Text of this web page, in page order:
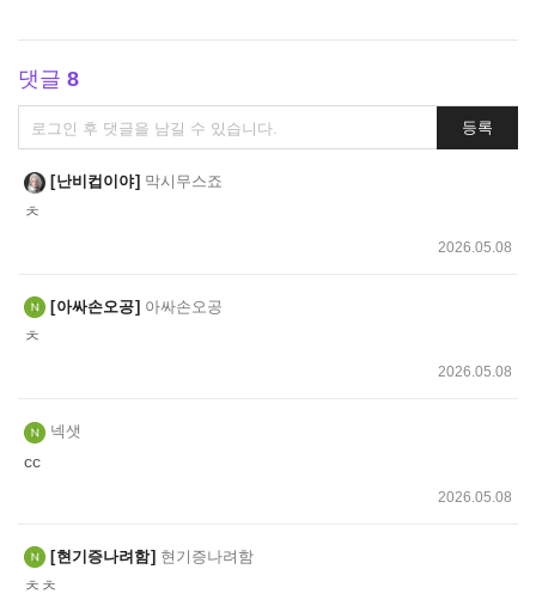
댓글 8
댓
글
쓰
기
등록
난비컵이야 막시무스죠
ㅊ
2026.05.08
아싸손오공 아싸손오공
ㅊ
2026.05.08
넥샛
cc
2026.05.08
현기증나려함 현기증나려함
ㅊㅊ